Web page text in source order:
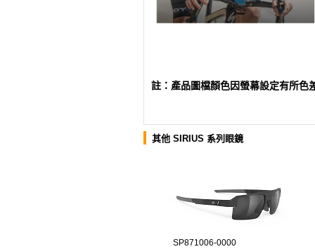
註：產品圖檔顏色因螢幕設定有所色
其他 SIRIUS 系列眼鏡
SP871006-0000